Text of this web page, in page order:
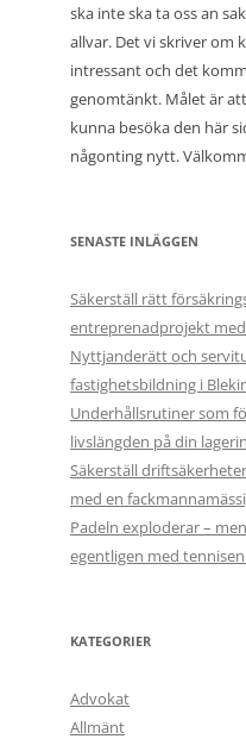
ska inte ska ta oss an
allvar. Det vi skriver om
intressant och det
genomtänkt. Målet är
kunna besöka den här
någonting nytt.
SENASTE INLÄGGEN
Säkerställ rätt
entreprenadprojekt
Nyttjanderätt och
fastighetsbildning i
Underhållsrutiner som
livslängden på din
Säkerställ
med en
Padeln exploderar –
egentligen med
KATEGORIER
Advokat
Allmänt